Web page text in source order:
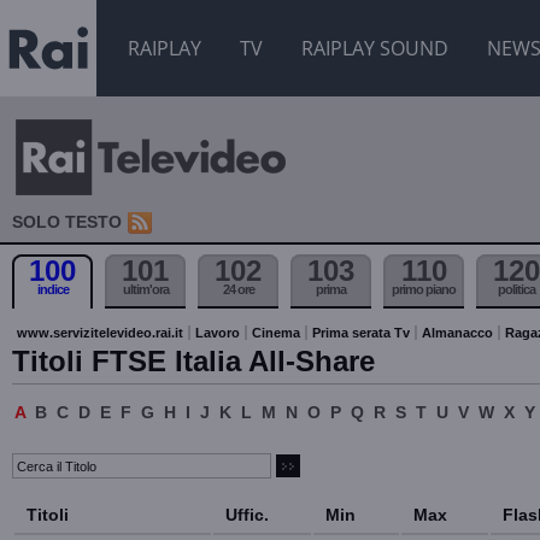
RAIPLAY TV RAIPLAY SOUND NEWS
SOLO TESTO
100
indice
101
ultim'ora
102
24 ore
103
prima
110
primo piano
120
politica
www.servizitelevideo.rai.it Lavoro Cinema Prima serata Tv Almanacco
Titoli FTSE Italia All-Share
A B C D E F G H I J K L M N O P Q R S T U V W X Y
Titoli Uffic. Min Max